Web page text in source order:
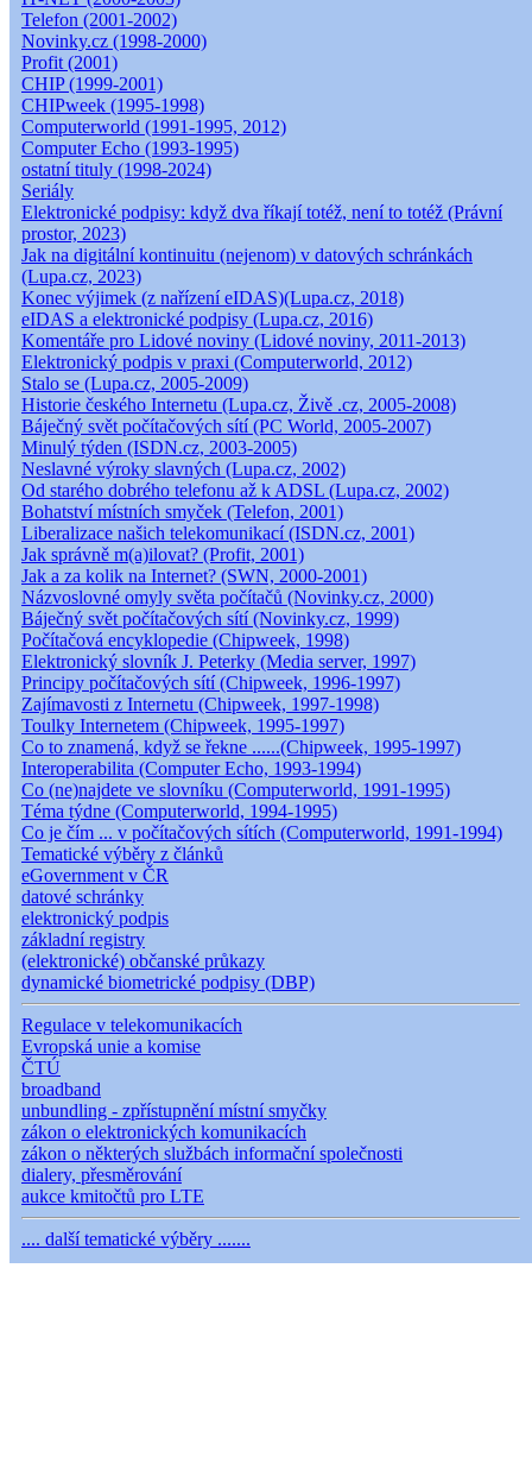
Telefon (2001-2002)
Novinky.cz (1998-2000)
Profit (2001)
CHIP (1999-2001)
CHIPweek (1995-1998)
Computerworld (1991-1995, 2012)
Computer Echo (1993-1995)
ostatní tituly (1998-2024)
Seriály
Elektronické podpisy: když dva říkají totéž, není to totéž (Právní
prostor, 2023)
Jak na digitální kontinuitu (nejenom) v datových schránkách
(Lupa.cz, 2023)
Konec výjimek (z nařízení eIDAS)(Lupa.cz, 2018)
eIDAS a elektronické podpisy (Lupa.cz, 2016)
Komentáře pro Lidové noviny (Lidové noviny, 2011-2013)
Elektronický podpis v praxi (Computerworld, 2012)
Stalo se (Lupa.cz, 2005-2009)
Historie českého Internetu (Lupa.cz, Živě .cz, 2005-2008)
Báječný svět počítačových sítí (PC World, 2005-2007)
Minulý týden (ISDN.cz, 2003-2005)
Neslavné výroky slavných (Lupa.cz, 2002)
Od starého dobrého telefonu až k ADSL (Lupa.cz, 2002)
Bohatství místních smyček (Telefon, 2001)
Liberalizace našich telekomunikací (ISDN.cz, 2001)
Jak správně m(a)ilovat? (Profit, 2001)
Jak a za kolik na Internet? (SWN, 2000-2001)
Názvoslovné omyly světa počítačů (Novinky.cz, 2000)
Báječný svět počítačových sítí (Novinky.cz, 1999)
Počítačová encyklopedie (Chipweek, 1998)
Elektronický slovník J. Peterky (Media server, 1997)
Principy počítačových sítí (Chipweek, 1996-1997)
Zajímavosti z Internetu (Chipweek, 1997-1998)
Toulky Internetem (Chipweek, 1995-1997)
Co to znamená, když se řekne ......(Chipweek, 1995-1997)
Interoperabilita (Computer Echo, 1993-1994)
Co (ne)najdete ve slovníku (Computerworld, 1991-1995)
Téma týdne (Computerworld, 1994-1995)
Co je čím ... v počítačových sítích (Computerworld, 1991-1994)
Tematické výběry z článků
eGovernment v ČR
datové schránky
elektronický podpis
základní registry
(elektronické) občanské průkazy
dynamické biometrické podpisy (DBP)
Regulace v telekomunikacích
Evropská unie a komise
ČTÚ
broadband
unbundling - zpřístupnění místní smyčky
zákon o elektronických komunikacích
zákon o některých službách informační společnosti
dialery, přesměrování
aukce kmitočtů pro LTE
.... další tematické výběry .......